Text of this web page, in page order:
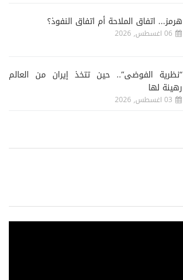
هرمز... اتفاق الملاحة أم اتفاق النفوذ؟
06 اغسطس, 2026
“نظرية الفوضى”.. حين تتخذ إيران من العالم
رهينة لها
03 اغسطس, 2026